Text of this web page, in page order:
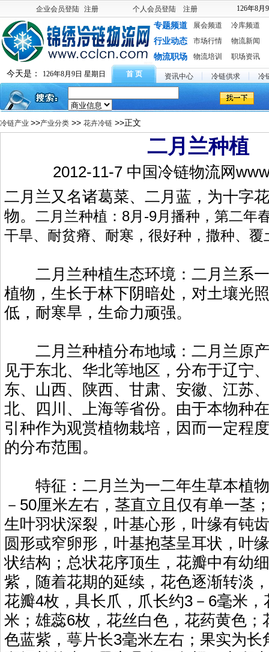
企业会员登陆 注册 个人会员登陆 注册 126年8月
专题频道 展会频道 冷库频道
行业动态 市场行情 物流新闻
物流职场 物流培训 职场资讯
今天是： 126年8月9日 星期日 首 页 资讯中心 冷链供求 冷
冷链产业 >>产业分类 >> 花卉冷链 >>正文
二月兰种植
2012-11-7 中国冷链物流网
二月兰又名诸葛菜、二月蓝，为十字
物。 二月兰种植： 8月-9月播种，第二年
干旱、耐贫瘠、耐寒，很好种，撒种、覆
二月兰种植生态环境：二月兰系一
植物，生长于林下阴暗处，对土壤光
低，耐寒旱，生命力顽强。
二月兰种植分布地域：二月兰原产
见于东北、华北等地区，分布于辽宁
东、山西、陕西、甘肃、安徽、江苏
北、四川、上海等省份。由于本物种
引种作为观赏植物栽培，因而一定程
的分布范围。
特征：二月兰为一二年生草本植物
－50厘米左右，茎直立且仅有单一茎
生叶羽状深裂，叶基心形，叶缘有钝
圆形或窄卵形，叶基抱茎呈耳状，叶
状结构；总状花序顶生，花瓣中有幼
紫，随着花期的延续，花色逐渐转淡
花瓣4枚，具长爪，爪长约3－6毫米
米；雄蕊6枚，花丝白色，花药黄色；
色蓝紫，萼片长3毫米左右；果实为长